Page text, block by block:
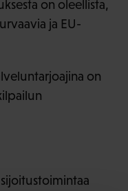
on oleellista,
ja EU-
on